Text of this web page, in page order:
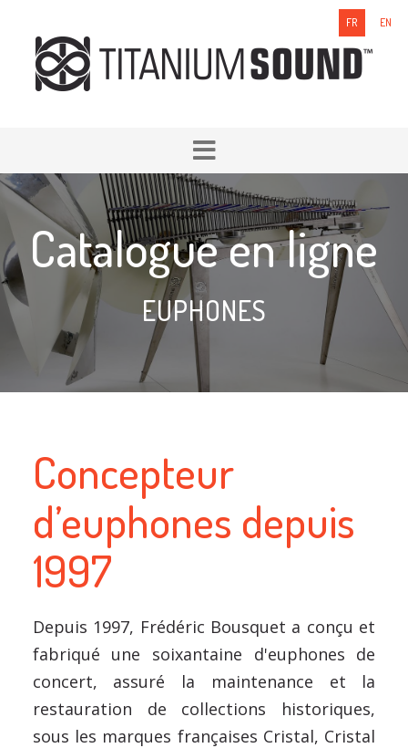
FR EN
Catalogue en ligne
EUPHONES
Concepteur
d’euphones depuis
1997
Depuis 1997, Frédéric Bousquet a conçu et
fabriqué une soixantaine d'euphones de
concert, assuré la maintenance et la
restauration de collections historiques,
sous les marques françaises Cristal, Cristal